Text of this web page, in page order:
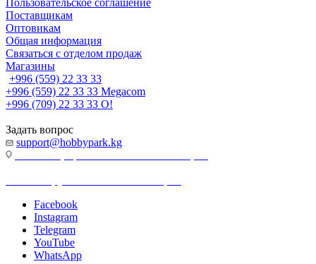
Пользовательское соглашение
Поставщикам
Оптовикам
Общая информация
Связаться с отделом продаж
Магазины
+996 (559) 22 33 33
+996 (559) 22 33 33 Megacom
+996 (709) 22 33 33 O!
Задать вопрос
support@hobbypark.kg
Facebook
Instagram
Telegram
YouTube
WhatsApp